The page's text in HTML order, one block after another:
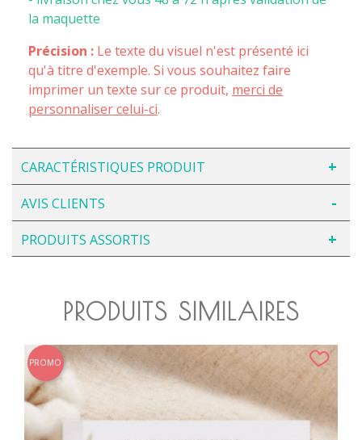
la maquette
Précision : Le texte du visuel n'est présenté ici
qu'à titre d'exemple. Si vous souhaitez faire
imprimer un texte sur ce produit, merci de
personnaliser celui-ci.
CARACTÉRISTIQUES PRODUIT
AVIS CLIENTS
PRODUITS ASSORTIS
PRODUITS SIMILAIRES
PROMO